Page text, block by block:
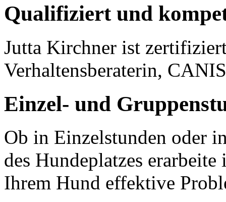
Qualifiziert und
Jutta Kirchner ist
Verhaltensberaterin,
Einzel- und
Ob in Einzelstunden oder
des Hundeplatzes
Ihrem Hund effektive